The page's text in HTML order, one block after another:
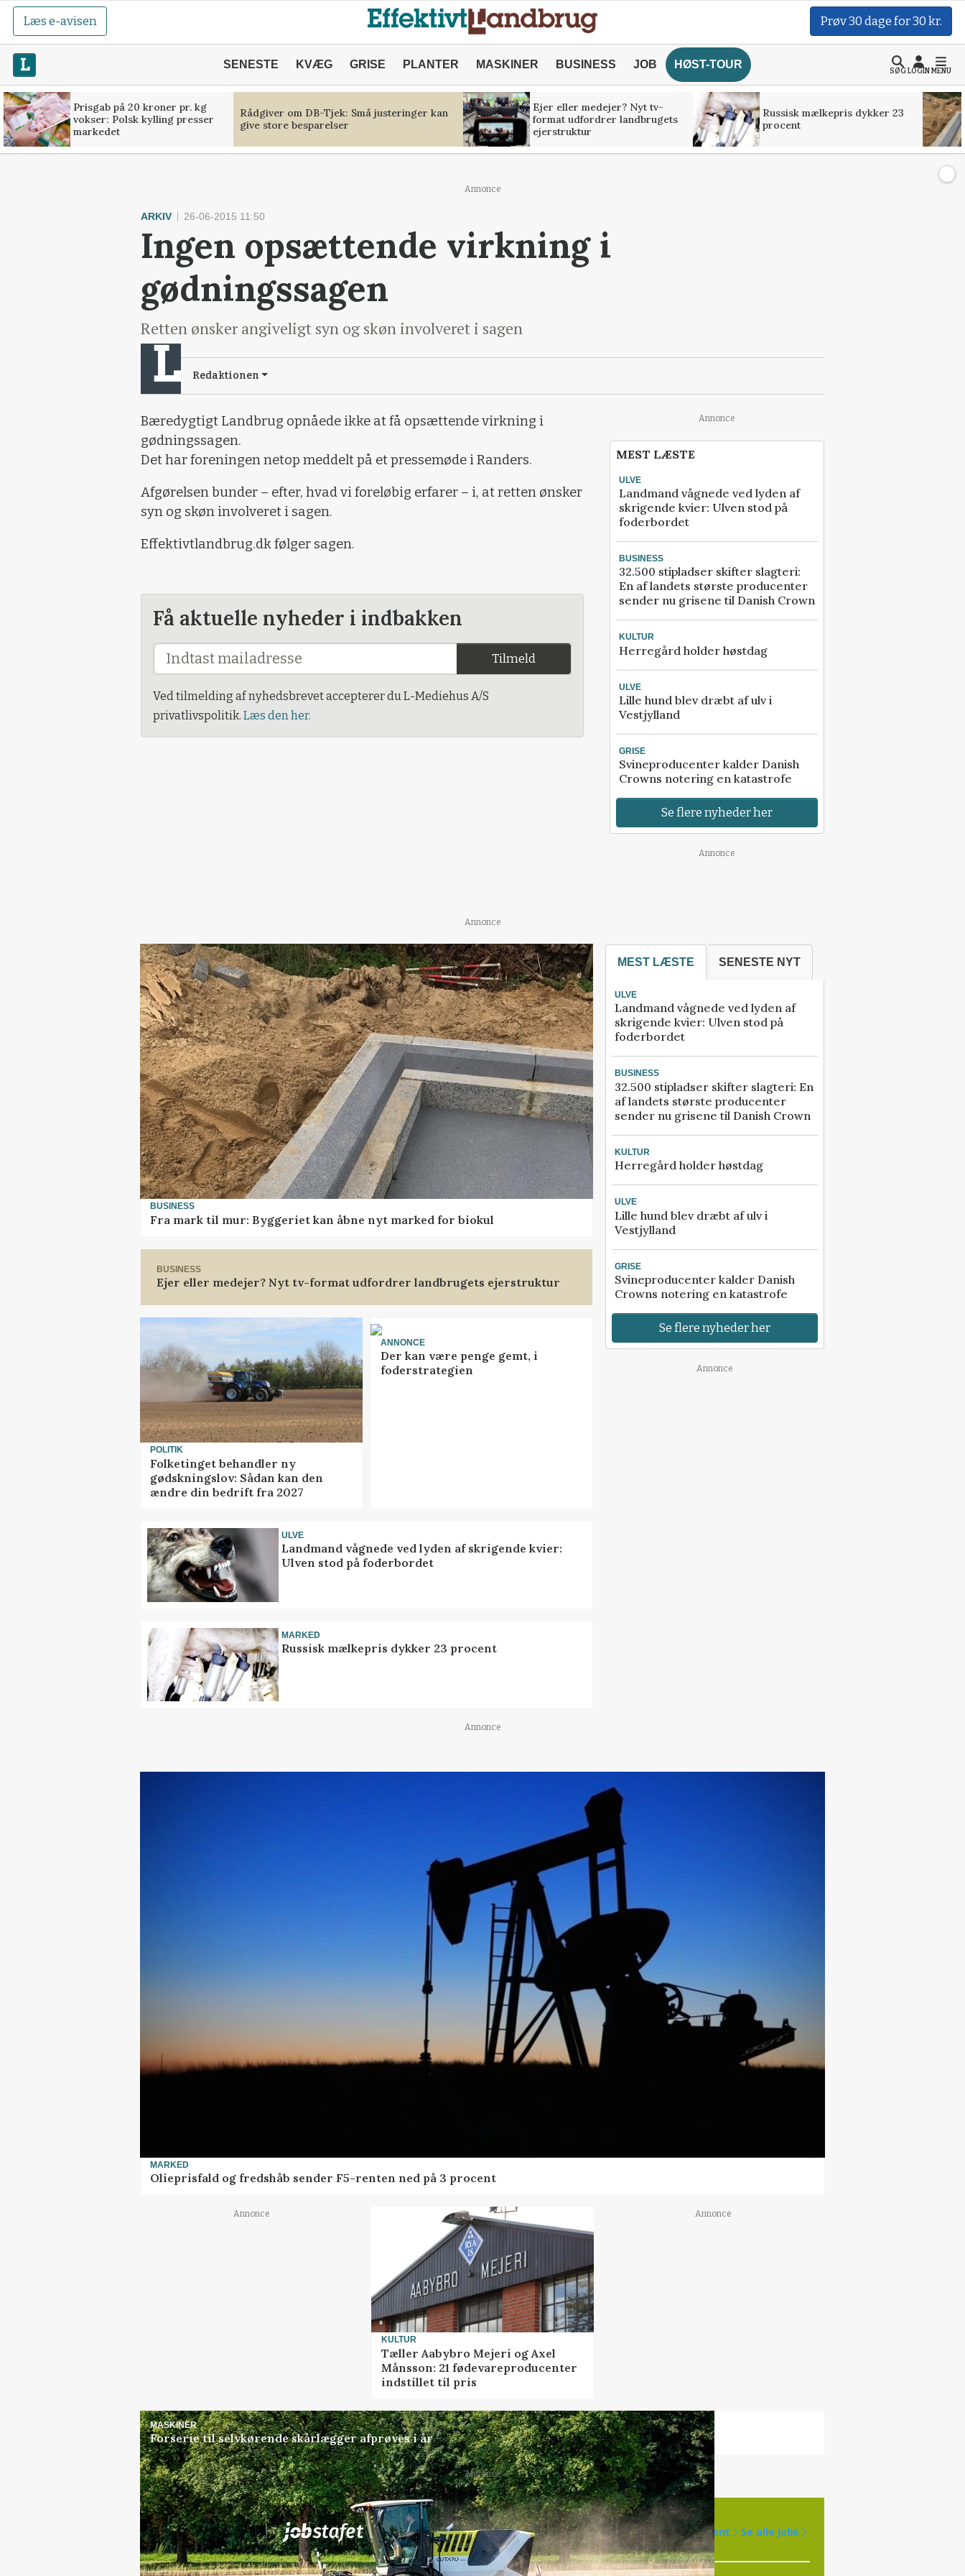
Læs e-avisen Prøv 30 dage for 30 kr.
SENESTE KVÆG GRISE PLANTER MASKINER BUSINESS JOB HØST-TOUR
SØGLOGINMENU
Prisgab på 20 kroner pr. kg
vokser: Polsk kylling presser
markedet
Rådgiver om DB-Tjek: Små justeringer kan
give store besparelser
Ejer eller medejer? Nyt tv-
format udfordrer landbrugets
ejerstruktur
Russisk mælkepris dykker 23
procent
Annonce
ARKIV 26-06-2015 11:50
Ingen opsættende virkning i
gødningssagen
Retten ønsker angiveligt syn og skøn involveret i sagen
Redaktionen
Bæredygtigt Landbrug opnåede ikke at få opsættende virkning i
gødningssagen.
Det har foreningen netop meddelt på et pressemøde i Randers.
Afgørelsen bunder – efter, hvad vi foreløbig erfarer – i, at retten ønsker
syn og skøn involveret i sagen.
Effektivtlandbrug.dk følger sagen.
Få aktuelle nyheder i indbakken
Tilmeld
Ved tilmelding af nyhedsbrevet accepterer du L-Mediehus A/S
privatlivspolitik. Læs den her.
Annonce
MEST LÆSTE
ULVE
Landmand vågnede ved lyden af
skrigende kvier: Ulven stod på
foderbordet
BUSINESS
32.500 stipladser skifter slagteri:
En af landets største producenter
sender nu grisene til Danish Crown
KULTUR
Herregård holder høstdag
ULVE
Lille hund blev dræbt af ulv i
Vestjylland
GRISE
Svineproducenter kalder Danish
Crowns notering en katastrofe
Se flere nyheder her
Annonce
Annonce
BUSINESS
Fra mark til mur: Byggeriet kan åbne nyt marked for biokul
BUSINESS
Ejer eller medejer? Nyt tv-format udfordrer landbrugets ejerstruktur
POLITIK
Folketinget behandler ny
gødskningslov: Sådan kan den
ændre din bedrift fra 2027
ANNONCE
Der kan være penge gemt, i
foderstrategien
ULVE
Landmand vågnede ved lyden af skrigende kvier:
Ulven stod på foderbordet
MARKED
Russisk mælkepris dykker 23 procent
MEST LÆSTE SENESTE NYT
ULVE
Landmand vågnede ved lyden af
skrigende kvier: Ulven stod på
foderbordet
BUSINESS
32.500 stipladser skifter slagteri: En
af landets største producenter
sender nu grisene til Danish Crown
KULTUR
Herregård holder høstdag
ULVE
Lille hund blev dræbt af ulv i
Vestjylland
GRISE
Svineproducenter kalder Danish
Crowns notering en katastrofe
Se flere nyheder her
Annonce
Annonce
MARKED
Olieprisfald og fredshåb sender F5-renten ned på 3 procent
Annonce
KULTUR
Tæller Aabybro Mejeri og Axel
Månsson: 21 fødevareproducenter
indstillet til pris
Annonce
MASKINER
Forserie til selvkørende skårlægger afprøves i år
Annonce
Jobsi samarbejde med 77ledige stillinger Opret agent Se alle jobs